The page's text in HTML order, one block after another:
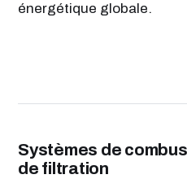
énergétique globale.
Systèmes de
de filtration